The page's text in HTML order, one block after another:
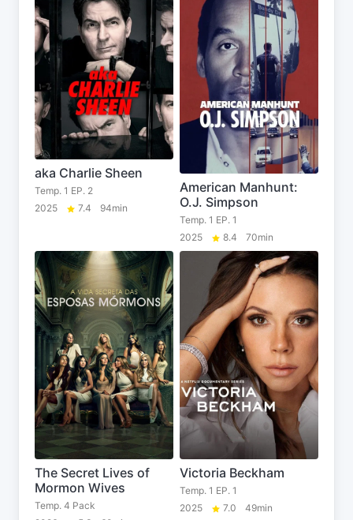
aka Charlie Sheen
Temp. 1 EP. 2
2025
7.4 94min
American Manhunt:
O.J. Simpson
Temp. 1 EP. 1
2025
8.4 70min
The Secret Lives of
Mormon Wives
Temp. 4 Pack
Victoria Beckham
Temp. 1 EP. 1
2025
7.0 49min